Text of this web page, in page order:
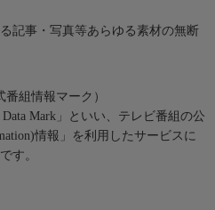
記事・写真等あらゆる素材の無断
番組情報マーク）
Mark」といい、テレビ番組の公
情報」を利用したサービスに
す。